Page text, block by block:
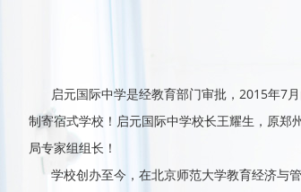
启元国际中学是经教育部门审批，2015年7
制寄宿式学校！启元国际中学校长王耀生，原郑
局专家组组长！
学校创办至今，在北京师范大学教育经济与